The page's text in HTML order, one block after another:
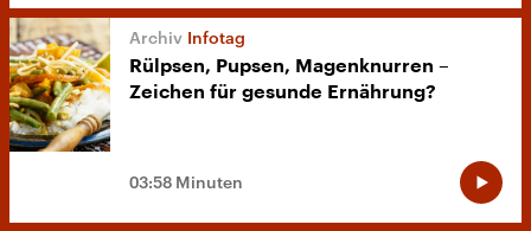
Infotag
Rülpsen, Pupsen, Magenknurren –
Zeichen für gesunde Ernährung?
03:58 Minuten